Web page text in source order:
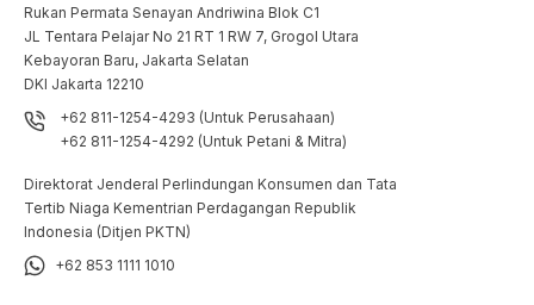
Rukan Permata Senayan Andriwina Blok C1
JL Tentara Pelajar No 21 RT 1 RW 7, Grogol Utara
Kebayoran Baru, Jakarta Selatan
DKI Jakarta 12210
+62 811-1254-4293 (Untuk Perusahaan)
+62 811-1254-4292 (Untuk Petani & Mitra)
Direktorat Jenderal Perlindungan Konsumen dan Tata
Tertib Niaga Kementrian Perdagangan Republik
Indonesia (Ditjen PKTN)
+62 853 1111 1010